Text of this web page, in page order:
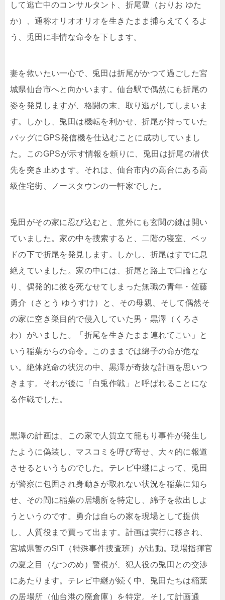
して逃亡中のコンサルタント、折尾豊（おりお ゆた
か）、通称オリオオリオを生きたまま捕らえてくるよ
う、兎田に非情な命令を下します。
妻を救いたい一心で、兎田は折尾がかつて過ごした宮
城県仙台市へと向かいます。仙台駅で偶然にも折尾の
姿を発見しますが、格闘の末、取り逃がしてしまいま
す。しかし、兎田は機転を利かせ、折尾が持っていた
バッグにGPS発信機を仕込むことに成功していまし
た。このGPSが示す情報を頼りに、兎田は折尾の潜伏
先を突き止めます。それは、仙台市内の高台にある高
級住宅街、ノースタウンの一軒家でした。
兎田がその家に忍び込むと、意外にも玄関の鍵は開い
ていました。家の中を捜索すると、二階の寝室、ベッ
ドの下で折尾を発見します。しかし、折尾はすでに息
絶えていました。家の中には、折尾と路上で口論とな
り、偶発的に彼を死なせてしまった無職の青年・佐藤
勇介（さとう ゆうすけ）と、その母親、そして偶然そ
の家に空き巣目的で侵入していた男・黒澤（くろさ
わ）がいました。「折尾を生きたまま連れてこい」と
いう稲葉からの命令。このままでは綿子の命が危な
い。絶体絶命の状況の中、黒澤が奇抜な計画を思いつ
きます。それが後に「白兎作戦」と呼ばれることにな
る作戦でした。
黒澤の計画は、この家で人質立て籠もり事件が発生し
たように偽装し、マスコミを呼び寄せ、大々的に報道
させるというものでした。テレビ中継によって、兎田
が警察に包囲され身動きが取れない状況を稲葉に知ら
せ、その間に稲葉の居場所を特定し、綿子を救出しよ
うというのです。勇介は自らの家を現場として提供
し、人質役まで買って出ます。計画は実行に移され、
宮城県警のSIT（特殊事件捜査班）が出動。現場指揮官
の夏之目（なつのめ）警視が、犯人役の兎田との交渉
にあたります。テレビ中継が続く中、兎田たちは稲葉
の居場所（仙台港の廃倉庫）を特定。そして計画通